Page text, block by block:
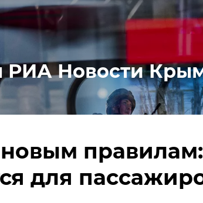
РИА Новости
правилам:
для